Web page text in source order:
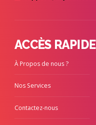
ACCÈS RAPIDE
À Propos de nous ?
Nos Services
Contactez-nous